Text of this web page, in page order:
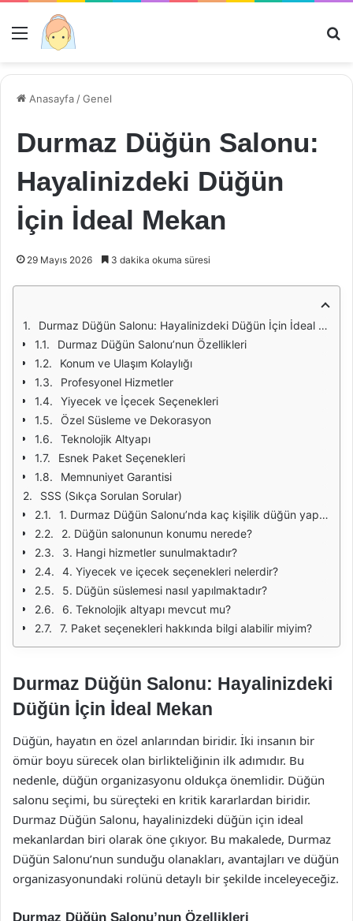
Menü
Anasayfa /Genel
Durmaz Düğün Salonu:
Hayalinizdeki Düğün
İçin İdeal Mekan
29 Mayıs 2026 3 dakika okuma süresi
Durmaz Düğün Salonu: Hayalinizdeki Düğün İçin İdeal Mekan
Durmaz Düğün Salonu’nun Özellikleri
Konum ve Ulaşım Kolaylığı
Profesyonel Hizmetler
Yiyecek ve İçecek Seçenekleri
Özel Süsleme ve Dekorasyon
Teknolojik Altyapı
Esnek Paket Seçenekleri
Memnuniyet Garantisi
SSS (Sıkça Sorulan Sorular)
1. Durmaz Düğün Salonu’nda kaç kişilik düğün yapılabilir?
2. Düğün salonunun konumu nerede?
3. Hangi hizmetler sunulmaktadır?
4. Yiyecek ve içecek seçenekleri nelerdir?
5. Düğün süslemesi nasıl yapılmaktadır?
6. Teknolojik altyapı mevcut mu?
7. Paket seçenekleri hakkında bilgi alabilir miyim?
Durmaz Düğün Salonu: Hayalinizdeki
Düğün İçin İdeal Mekan
Düğün, hayatın en özel anlarından biridir. İki insanın bir
ömür boyu sürecek olan birlikteliğinin ilk adımıdır. Bu
nedenle, düğün organizasyonu oldukça önemlidir. Düğün
salonu seçimi, bu süreçteki en kritik kararlardan biridir.
Durmaz Düğün Salonu, hayalinizdeki düğün için ideal
mekanlardan biri olarak öne çıkıyor. Bu makalede, Durmaz
Düğün Salonu’nun sunduğu olanakları, avantajları ve düğün
organizasyonundaki rolünü detaylı bir şekilde inceleyeceğiz.
Durmaz Düğün Salonu’nun Özellikleri